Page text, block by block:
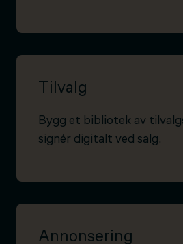
Tilvalg
Bygg et bibliotek av
signér digitalt ved salg.
Annonsering